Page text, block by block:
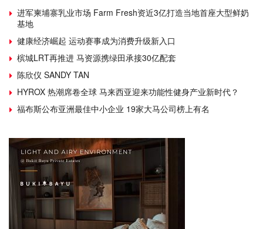
进军柬埔寨乳业市场 Farm Fresh资近3亿打造当地首座大型鲜奶
基地
健康经济崛起 运动赛事成为消费升级新入口
槟城LRT再推进 马资源携绿田承接30亿配套
陈欣仪 SANDY TAN
HYROX 热潮席卷全球 马来西亚迎来功能性健身产业新时代？
福布斯公布亚洲最佳中小企业 19家大马公司榜上有名